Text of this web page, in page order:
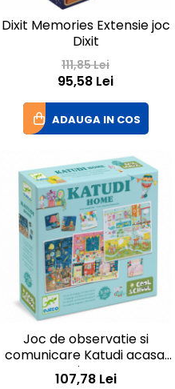
Dixit Memories Extensie joc
Dixit
111,85 Lei
95,58 Lei
ADAUGA IN COS
Joc de observatie si
comunicare Katudi acasa,
Djeco
107,78 Lei